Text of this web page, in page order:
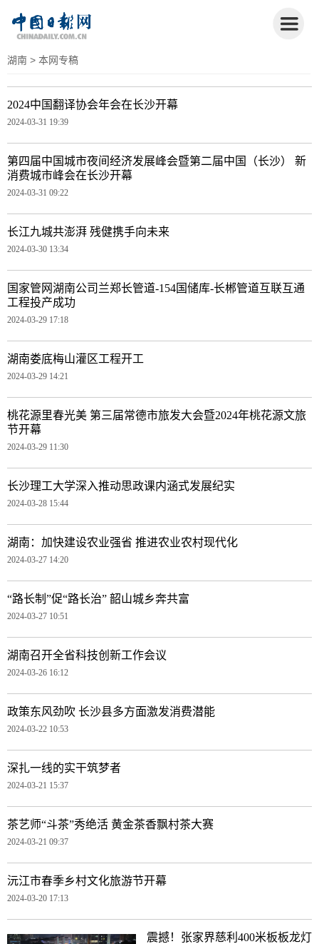
湖南 > 本网专稿
2024中国翻译协会年会在长沙开幕
2024-03-31 19:39
第四届中国城市夜间经济发展峰会暨第二届中国（长沙） 新
消费城市峰会在长沙开幕
2024-03-31 09:22
长江九城共澎湃 残健携手向未来
2024-03-30 13:34
国家管网湖南公司兰郑长管道-154国储库-长郴管道互联互通
工程投产成功
2024-03-29 17:18
湖南娄底梅山灌区工程开工
2024-03-29 14:21
桃花源里春光美 第三届常德市旅发大会暨2024年桃花源文旅
节开幕
2024-03-29 11:30
长沙理工大学深入推动思政课内涵式发展纪实
2024-03-28 15:44
湖南：加快建设农业强省 推进农业农村现代化
2024-03-27 14:20
“路长制”促“路长治” 韶山城乡奔共富
2024-03-27 10:51
湖南召开全省科技创新工作会议
2024-03-26 16:12
政策东风劲吹 长沙县多方面激发消费潜能
2024-03-22 10:53
深扎一线的实干筑梦者
2024-03-21 15:37
茶艺师“斗茶”秀绝活 黄金茶香飘村茶大赛
2024-03-21 09:37
沅江市春季乡村文化旅游节开幕
2024-03-20 17:13
震撼！张家界慈利400米板板龙灯